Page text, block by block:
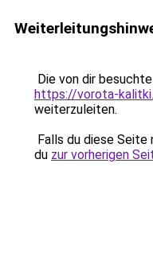
Die von dir
https://vorota-
weiterzuleiten.
Falls du diese
du zur vorherigen